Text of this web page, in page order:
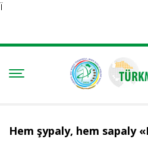
Ï
Hem şypaly, hem sapaly